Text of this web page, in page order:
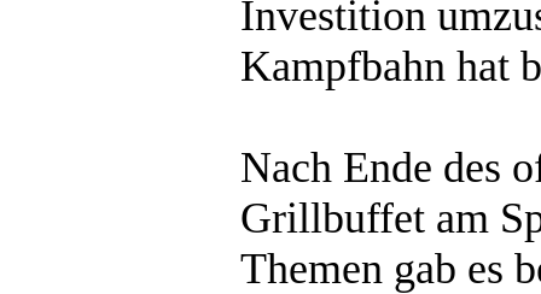
Investition
Kampfbahn hat
Nach Ende des
Grillbuffet am
Themen gab es